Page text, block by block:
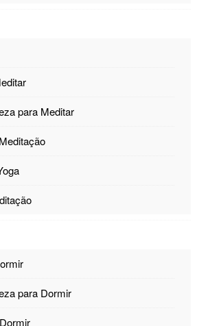
para Meditar
para Dormir